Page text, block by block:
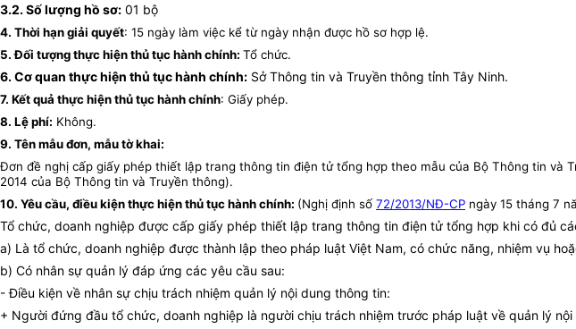
3.2. Số lượng hồ sơ: 01 bộ
4. Thời hạn giải quyết: 15 ngày làm việc kể từ ngày nhận được hồ sơ hợp lệ.
5. Đối tượng thực hiện thủ tục hành chính: Tổ chức.
6. Cơ quan thực hiện thủ tục hành chính: Sở Thông tin và Truyền thông tỉnh Tây Ninh.
7. Kết quả thực hiện thủ tục hành chính: Giấy phép.
8. Lệ phí: Không.
9. Tên mẫu đơn, mẫu tờ khai:
Đơn đề nghị cấp giấy phép thiết lập trang thông tin điện tử tổng hợp theo mẫu của Bộ Thông tin và
2014 của Bộ Thông tin và Truyền thông).
10. Yêu cầu, điều kiện thực hiện thủ tục hành chính: (Nghị định số 72/2013/NĐ-CP ngày 15 tháng 7
Tổ chức, doanh nghiệp được cấp giấy phép thiết lập trang thông tin điện tử tổng hợp khi có đủ
a) Là tổ chức, doanh nghiệp được thành lập theo pháp luật Việt Nam, có chức năng, nhiệm vụ
b) Có nhân sự quản lý đáp ứng các yêu cầu sau:
- Điều kiện về nhân sự chịu trách nhiệm quản lý nội dung thông tin:
+ Người đứng đầu tổ chức, doanh nghiệp là người chịu trách nhiệm trước pháp luật về quản lý